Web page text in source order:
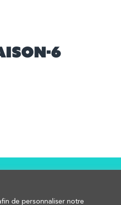
6
de personnaliser notre